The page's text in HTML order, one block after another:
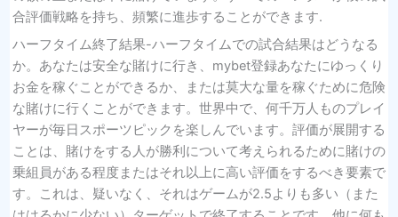
合評価戦略を持ち、頻繁に進歩することができます.
ハーフタイム終了結果-ハーフタイムでの試合結果はどうなる
か。あなたは安全な賭けに行き、mybet登録あなたにゆっくり
お金を稼ぐことができるか、または莫大な量を稼ぐために危険
な賭けに行くことができます。世界中で、何千万人ものプレイ
ヤーが毎日スポーツピックを楽しんでいます。評価が展開する
ことは、賭けをする人が勝利について考えられるために賭けの
乗組員がある程度またはそれ以上に高い評価をするべき要素で
す。これは、疑いなく、それはゲームが2.5よりも多い（また